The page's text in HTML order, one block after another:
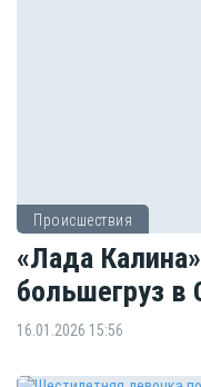
Происшествия
«Лада
большегруз в
16.01.2026 15:56